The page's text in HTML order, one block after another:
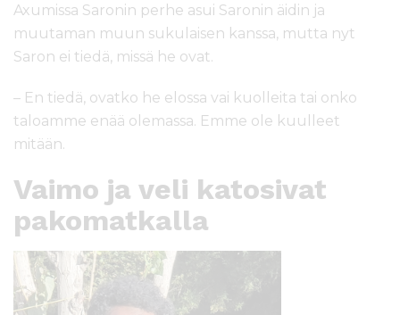
Axumissa Saronin perhe asui Saronin äidin ja
muutaman muun sukulaisen kanssa, mutta nyt
Saron ei tiedä, missä he ovat.
– En tiedä, ovatko he elossa vai kuolleita tai onko
taloamme enää olemassa. Emme ole kuulleet
mitään.
Vaimo ja veli katosivat
pakomatkalla